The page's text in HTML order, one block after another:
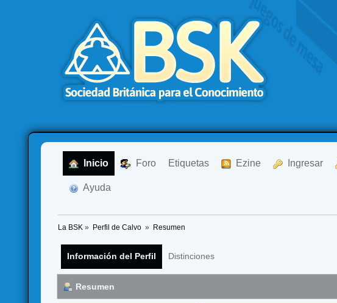
Inicio Foro Etiquetas Ezine Ingresar
Ayuda
La BSK » Perfil de Calvo » Resumen
Información del Perfil Distinciones
Resumen